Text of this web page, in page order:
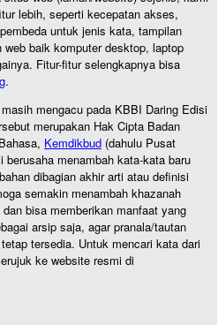
lebih, seperti kecepatan akses,
untuk jenis kata, tampilan
baik komputer desktop, laptop
Fitur-fitur selengkapnya bisa
.
mengacu pada KBBI Daring Edisi
merupakan Hak Cipta Badan
Kemdikbud (dahulu Pusat
menambah kata-kata baru
dibagian akhir arti atau definisi
semakin menambah khazanah
bisa memberikan manfaat yang
arsip saja, agar pranala/tautan
tersedia. Untuk mencari kata dari
ke website resmi di